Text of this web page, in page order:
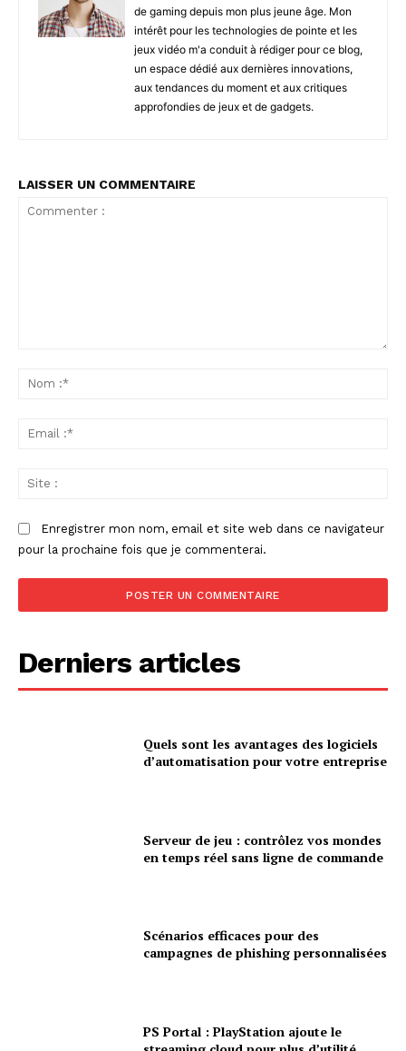
de gaming depuis mon plus jeune âge. Mon
intérêt pour les technologies de pointe et les
jeux vidéo m'a conduit à rédiger pour ce blog,
un espace dédié aux dernières innovations,
aux tendances du moment et aux critiques
approfondies de jeux et de gadgets.
LAISSER UN COMMENTAIRE
Enregistrer mon nom, email et site web dans ce navigateur
pour la prochaine fois que je commenterai.
Derniers articles
Quels sont les avantages des logiciels
d’automatisation pour votre entreprise
Serveur de jeu : contrôlez vos mondes
en temps réel sans ligne de commande
Scénarios efficaces pour des
campagnes de phishing personnalisées
PS Portal : PlayStation ajoute le